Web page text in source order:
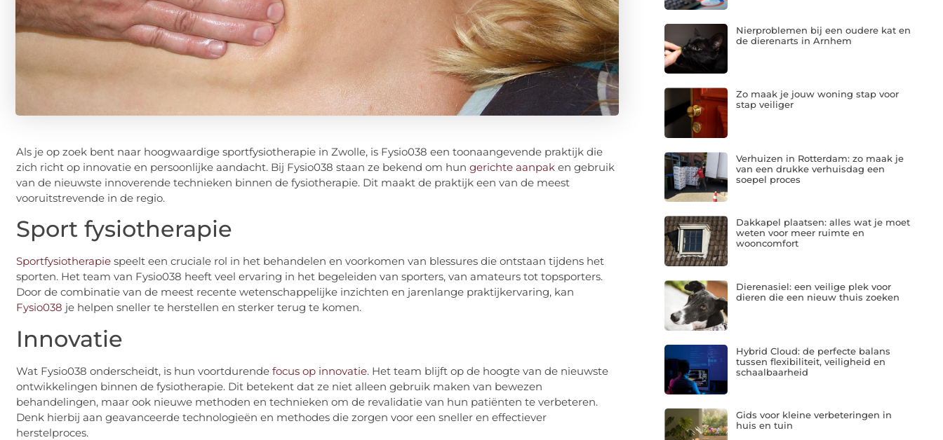
Als je op zoek bent naar hoogwaardige sportfysiotherapie in Zwolle, is Fysio038 een toonaangevende praktijk die
zich richt op innovatie en persoonlijke aandacht. Bij Fysio038 staan ze bekend om hun gerichte aanpak en gebruik
van de nieuwste innoverende technieken binnen de fysiotherapie. Dit maakt de praktijk een van de meest
vooruitstrevende in de regio.
Sport fysiotherapie
Sportfysiotherapie speelt een cruciale rol in het behandelen en voorkomen van blessures die ontstaan tijdens het
sporten. Het team van Fysio038 heeft veel ervaring in het begeleiden van sporters, van amateurs tot topsporters.
Door de combinatie van de meest recente wetenschappelijke inzichten en jarenlange praktijkervaring, kan
Fysio038 je helpen sneller te herstellen en sterker terug te komen.
Innovatie
Wat Fysio038 onderscheidt, is hun voortdurende focus op innovatie. Het team blijft op de hoogte van de nieuwste
ontwikkelingen binnen de fysiotherapie. Dit betekent dat ze niet alleen gebruik maken van bewezen
behandelingen, maar ook nieuwe methoden en technieken om de revalidatie van hun patiënten te verbeteren.
Denk hierbij aan geavanceerde technologieën en methodes die zorgen voor een sneller en effectiever
herstelproces.
Nierproblemen bij een oudere kat en
de dierenarts in Arnhem
Zo maak je jouw woning stap voor
stap veiliger
Verhuizen in Rotterdam: zo maak je
van een drukke verhuisdag een
soepel proces
Dakkapel plaatsen: alles wat je moet
weten voor meer ruimte en
wooncomfort
Dierenasiel: een veilige plek voor
dieren die een nieuw thuis zoeken
Hybrid Cloud: de perfecte balans
tussen flexibiliteit, veiligheid en
schaalbaarheid
Gids voor kleine verbeteringen in
huis en tuin